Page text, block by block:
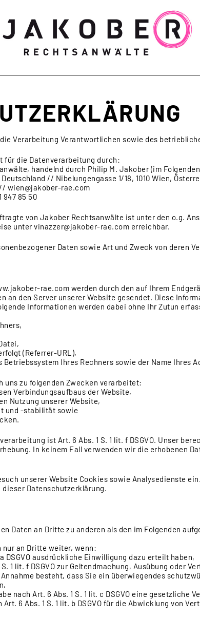
Verarbeitung Verantwortlichen sowie des
für die Datenverarbeitung durch:
handelnd durch Philip M. Jakober (im
// Nibelungengasse 1/18, 1010 Wien,
wien@jakober-rae.com
947 85 50
von Jakober Rechtsanwälte ist unter den o.g.
unter vinazzer@jakober-rae.com erreichbar.
Daten sowie Art und Zweck von deren
rae.com werden durch den auf Ihrem
an den Server unserer Website gesendet. Diese
Informationen werden dabei ohne Ihr Zutun
(Referrer-URL),
Betriebssystem Ihres Rechners sowie der Name Ihres
uns zu folgenden Zwecken verarbeitet:
Verbindungsaufbaus der Website,
Nutzung unserer Website,
und -stabilität sowie
ist Art. 6 Abs. 1 S. 1 lit. f DSGVO. Unser
In keinem Fall verwenden wir die erhobenen
unserer Website Cookies sowie Analysedienste
Datenschutzerklärung.
Daten an Dritte zu anderen als den im Folgenden
nur an Dritte weiter, wenn:
DSGVO ausdrückliche Einwilligung dazu erteilt haben,
1 lit. f DSGVO zur Geltendmachung, Ausübung oder
besteht, dass Sie ein überwiegendes
nach Art. 6 Abs. 1 S. 1 lit. c DSGVO eine gesetzliche
6 Abs. 1 S. 1 lit. b DSGVO für die Abwicklung von
Designrecht Medienrecht Patentrecht